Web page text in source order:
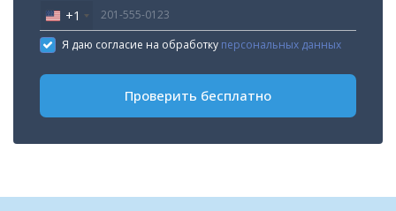
United
States
+1
+1
Я даю согласие на обработку персональных данных
Проверить бесплатно